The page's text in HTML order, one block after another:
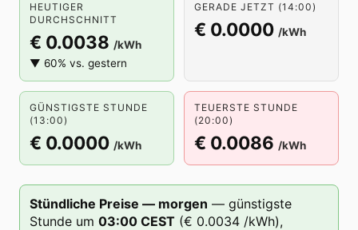
HEUTIGER
DURCHSCHNITT
€ 0.0038 /kWh
▼ 60% vs. gestern
GERADE JETZT (14:00)
€ 0.0000 /kWh
GÜNSTIGSTE STUNDE
(13:00)
€ 0.0000 /kWh
TEUERSTE STUNDE
(20:00)
€ 0.0086 /kWh
Stündliche Preise — morgen — günstigste
Stunde um 03:00 CEST (€ 0.0034 /kWh),